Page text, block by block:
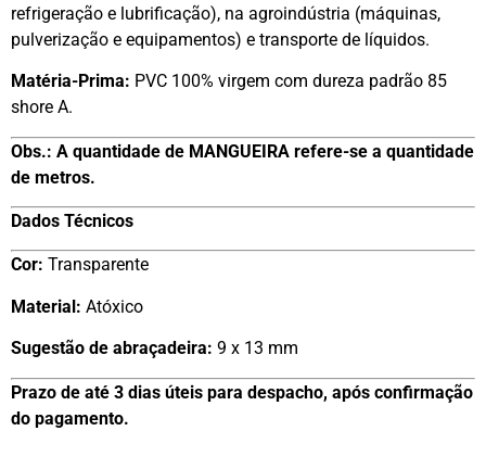
refrigeração e lubrificação), na agroindústria (máquinas,
pulverização e equipamentos) e transporte de líquidos.
Matéria-Prima: PVC 100% virgem com dureza padrão 85
shore A.
Obs.: A quantidade de MANGUEIRA refere-se a quantidade
de metros.
Dados Técnicos
Cor: Transparente
Material: Atóxico
Sugestão de abraçadeira: 9 x 13 mm
Prazo de até 3 dias úteis para despacho, após confirmação
do pagamento.